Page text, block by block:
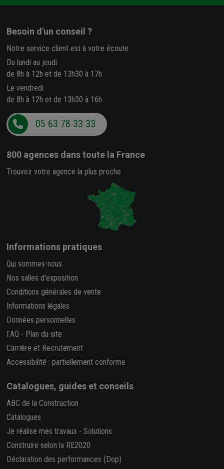
Besoin d'un conseil ?
Notre service client est à votre écoute
Du lundi au jeudi
de 8h à 12h et de 13h30 à 17h
Le vendredi
de 8h à 12h et de 13h30 à 16h
05 63 78 33 33
800 agences dans toute la France
Trouvez votre agence la plus proche
Informations pratiques
Qui sommes-nous
Nos salles d'exposition
Conditions générales de vente
Informations légales
Données personnelles
FAQ - Plan du site
Carrière et Recrutement
Accessibilité : partiellement conforme
Catalogues, guides et conseils
ABC de la Construction
Catalogues
Je réalise mes travaux - Solutions
Construire selon la RE2020
Déclaration des performances (Dop)